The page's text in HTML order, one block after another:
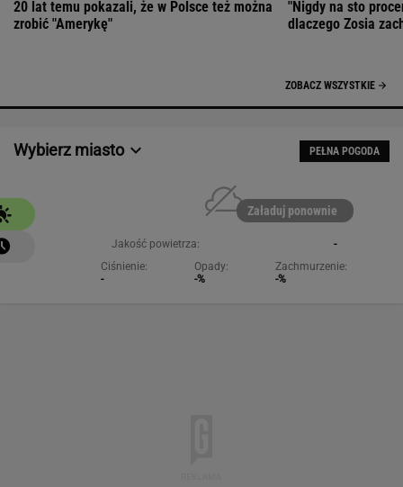
20 lat temu pokazali, że w Polsce też można
zrobić "Amerykę"
"Nigdy na sto
dlaczego Zosia
ZOBACZ WSZYSTKIE
Wybierz miasto PEŁNA POGODA
Załaduj ponownie
Jakość powietrza:
-
Ciśnienie:
-
Opady:
-%
Zachmurzenie:
-%